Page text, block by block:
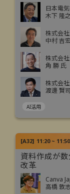
日本電
木下 隆
株式会
中村 吉
株式会
角 勝 氏
株式会
渡邊 賢司
AI活用
[A32] 11:20 ~ 11:50
資料作成が
改革
Canva
高橋 敦